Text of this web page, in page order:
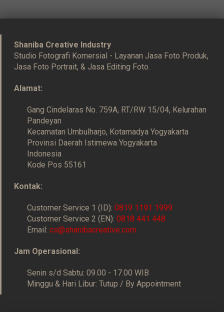
Shaniba Creative Industry
Studio Fotografi Komersial - Layanan Jasa Foto Produk,
Jasa Foto Portrait, & Jasa Editing Foto.
Alamat:
Gang Cindelaras No. 759A, RT/RW 15/04, Kelurahan
Pandeyan
Kecamatan Umbulharjo, Kotamadya Yogyakarta
Provinsi Daerah Istimewa Yogyakarta
Indonesia
Kode Pos 55161
Kontak:
Customer Service 1 (ID):0819 1191 1999
Customer Service 2 (EN):0818 441 448
Email:cs@shanibacreative.com
Jam Operasional:
Senin s/d Sabtu: 09.00 - 17.00 WIB
Minggu & Hari Libur: Tutup / By Appointment